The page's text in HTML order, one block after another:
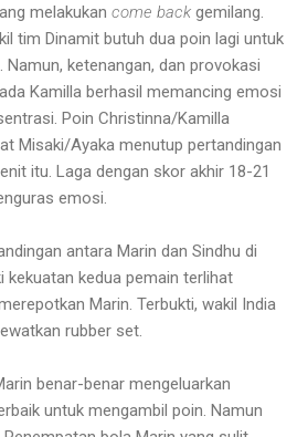
melakukan come back gemilang.
tim Dinamit butuh dua poin lagi untuk
ketenangan, dan provokasi
Kamilla berhasil memancing emosi
Poin Christinna/Kamilla
Misaki/Ayaka menutup pertandingan
itu. Laga dengan skor akhir 18-21
emosi.
antara Marin dan Sindhu di
kekuatan kedua pemain terlihat
Marin. Terbukti, wakil India
rubber set.
benar-benar mengeluarkan
untuk mengambil poin. Namun